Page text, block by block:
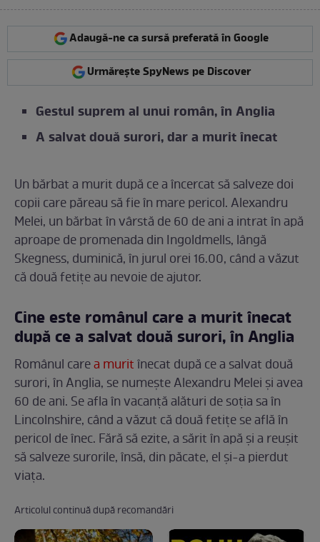
Adaugă-ne ca sursă preferată în Google
Urmărește SpyNews pe Discover
Gestul suprem al unui român, în Anglia
A salvat două surori, dar a murit înecat
Un bărbat a murit după ce a încercat să salveze doi
copii care păreau să fie în mare pericol. Alexandru
Melei, un bărbat în vârstă de 60 de ani a intrat în apă
aproape de promenada din Ingoldmells, lângă
Skegness, duminică, în jurul orei 16.00, când a văzut
că două fetițe au nevoie de ajutor.
Cine este românul care a murit înecat
după ce a salvat două surori, în Anglia
Românul carea muritînecat după ce a salvat două
surori, în Anglia, se numește Alexandru Melei și avea
60 de ani. Se afla în vacanță alături de soția sa în
Lincolnshire, când a văzut că două fetițe se află în
pericol de înec. Fără să ezite, a sărit în apă și a reușit
să salveze surorile, însă, din păcate, el și-a pierdut
viața.
Articolul continuă după recomandări